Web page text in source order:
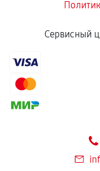
Сервисный